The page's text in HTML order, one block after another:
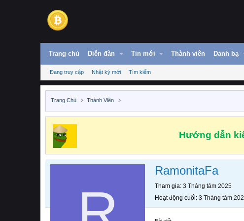
Trang chủ Diễn đàn Tin mới Thành viên Danh bạ
Đang truy cập Nhật ký mới Tìm kiếm
Trang Chủ Thành Viên
Hướng dẫn
RamonitaFa
Tham gia 3 Tháng tám 2025
Hoạt động cuối 3 Tháng tám